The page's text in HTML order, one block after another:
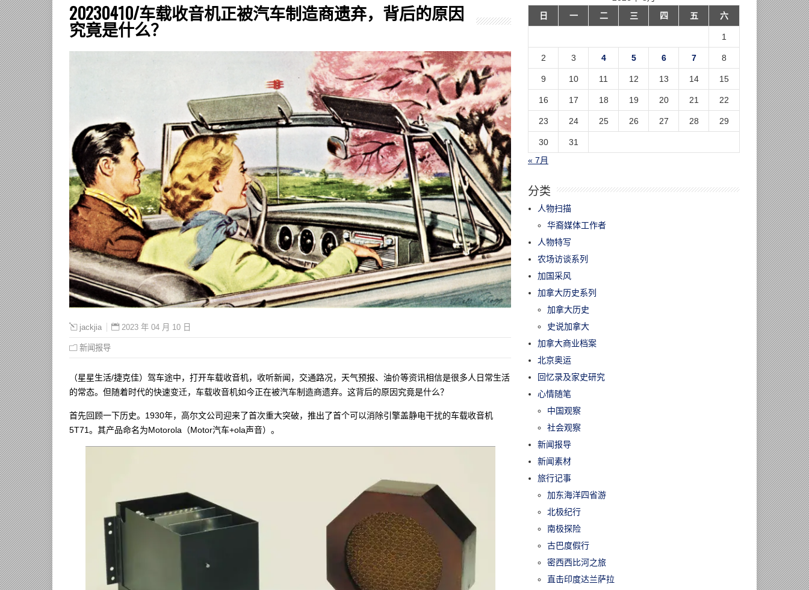
20230410/车载收音机正被汽车制造商遗弃，背后的原因
究竟是什么？
jackjia 2023 年 04 月 10 日
新闻报导
（星星生活/捷克佳）驾车途中，打开车载收音机，收听新闻，交通路况，天气预报、油价等资讯相信是很多人日常生活
的常态。但随着时代的快速变迁，车载收音机如今正在被汽车制造商遗弃。这背后的原因究竟是什么？
首先回顾一下历史。1930年，高尔文公司迎来了首次重大突破，推出了首个可以消除引擎盖静电干扰的车载收音机
5T71。其产品命名为Motorola（Motor汽车+ola声音）。
日
一 二 三 四 五 六
1
2 3 4 5 6 7 8
9 10 11 12 13 14 15
16 17 18 19 20 21 22
23 24 25 26 27 28 29
30
31
« 7月
分类
人物扫描
华裔媒体工作者
人物特写
农场访谈系列
加国采风
加拿大历史系列
加拿大历史
史说加拿大
加拿大商业档案
北京奥运
回忆录及家史研究
心情随笔
中国观察
社会观察
新闻报导
新闻素材
旅行记事
加东海洋四省游
北极纪行
南极探险
古巴度假行
密西西比河之旅
直击印度达兰萨拉